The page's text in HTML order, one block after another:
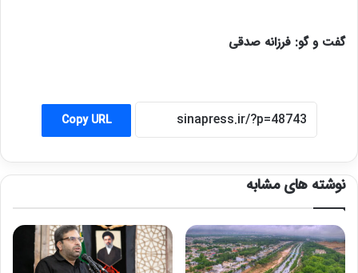
گفت و گو: فرزانه صدقی
Copy URL
نوشته های مشابه